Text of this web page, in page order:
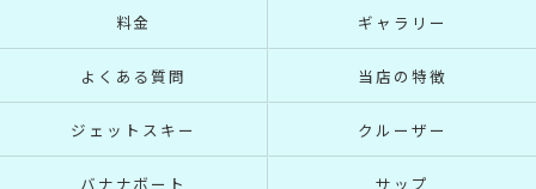
料金 ギャラリー
よくある質問 当店の特徴
ジェットスキー クルーザー
バナナボート サップ